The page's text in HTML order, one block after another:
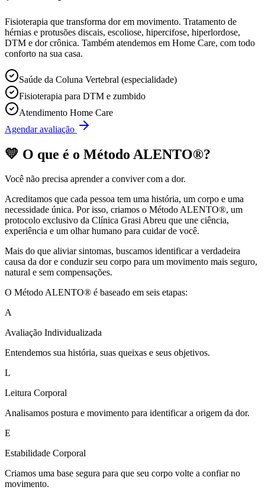
Fisioterapia que transforma dor em movimento. Tratamento de
hérnias e protusões discais, escoliose, hipercifose, hiperlordose,
DTM e dor crônica. Também atendemos em Home Care, com todo
conforto na sua casa.
Saúde da Coluna Vertebral (especialidade)
Fisioterapia para DTM e zumbido
Atendimento Home Care
Agendar avaliação
💛 O que é o Método ALENTO®?
Você não precisa aprender a conviver com a dor.
Acreditamos que cada pessoa tem uma história, um corpo e uma
necessidade única. Por isso, criamos o Método ALENTO®, um
protocolo exclusivo da Clínica Grasi Abreu que une ciência,
experiência e um olhar humano para cuidar de você.
Mais do que aliviar sintomas, buscamos identificar a verdadeira
causa da dor e conduzir seu corpo para um movimento mais seguro,
natural e sem compensações.
O Método ALENTO® é baseado em seis etapas:
A
Avaliação Individualizada
Entendemos sua história, suas queixas e seus objetivos.
L
Leitura Corporal
Analisamos postura e movimento para identificar a origem da dor.
E
Estabilidade Corporal
Criamos uma base segura para que seu corpo volte a confiar no
movimento.